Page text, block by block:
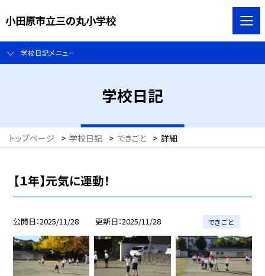
小田原市立三の丸小学校
学校日記メニュー
学校日記
トップページ > 学校日記 > できごと > 詳細
【１年】元気に運動！
公開日 2025/11/28 更新日 2025/11/28 できごと